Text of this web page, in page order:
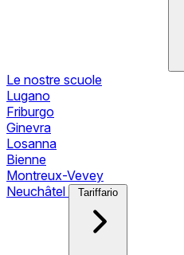
Le nostre scuole
Lugano
Friburgo
Ginevra
Losanna
Bienne
Montreux-Vevey
Neuchâtel
Tariffario